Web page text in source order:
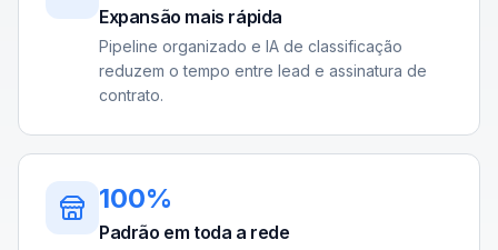
Expansão mais rápida
Pipeline organizado e IA de classificação
reduzem o tempo entre lead e assinatura de
contrato.
100%
Padrão em toda a rede